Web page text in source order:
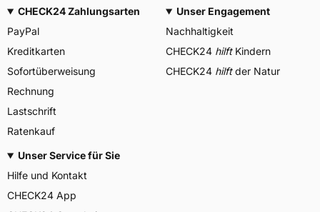
CHECK24 Zahlungsarten
PayPal
Kreditkarten
Sofortüberweisung
Rechnung
Lastschrift
Ratenkauf
Unser Engagement
Nachhaltigkeit
CHECK24 hilftKindern
CHECK24 hilftder Natur
Unser Service für Sie
Hilfe und Kontakt
CHECK24 App